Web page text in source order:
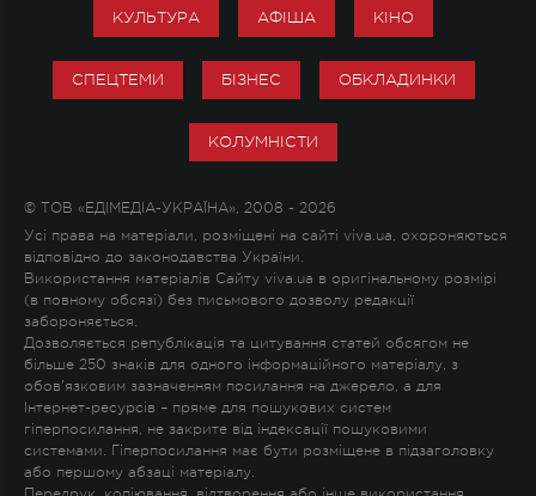
КУЛЬТУРА АФІША КІНО
СПЕЦТЕМИ БІЗНЕС ОБКЛАДИНКИ
КОЛУМНІСТИ
© ТОВ «ЕДІМЕДІА-УКРАЇНА», 2008 - 2026
Усі права на матеріали, розміщені на сайті viva.ua, охороняються
відповідно до законодавства України.
Використання матеріалів Сайту viva.ua в оригінальному розмірі
(в повному обсязі) без письмового дозволу редакції
забороняється.
Дозволяється републікація та цитування статей обсягом не
більше 250 знаків для одного інформаційного матеріалу, з
обов'язковим зазначенням посилання на джерело, а для
Інтернет-ресурсів – пряме для пошукових систем
гіперпосилання, не закрите від індексації пошуковими
системами. Гіперпосилання має бути розміщене в підзаголовку
або першому абзаці матеріалу.